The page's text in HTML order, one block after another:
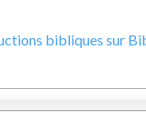
bibliques sur